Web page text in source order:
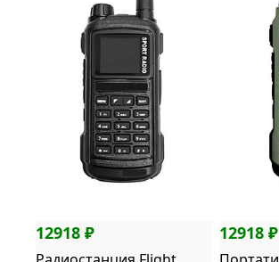
12918 ₽ 12918 ₽